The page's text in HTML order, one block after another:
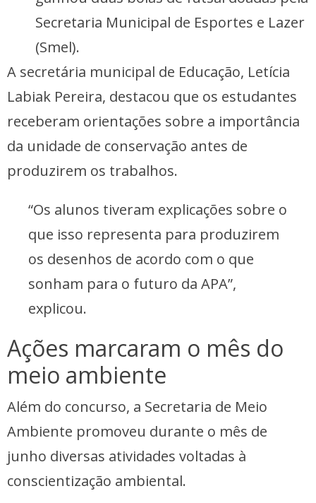
Secretaria Municipal de Esportes e Lazer
(Smel).
A secretária municipal de Educação, Letícia
Labiak Pereira, destacou que os estudantes
receberam orientações sobre a importância
da unidade de conservação antes de
produzirem os trabalhos.
“Os alunos tiveram explicações sobre o
que isso representa para produzirem
os desenhos de acordo com o que
sonham para o futuro da APA”,
explicou.
Ações marcaram o mês do
meio ambiente
Além do concurso, a Secretaria de Meio
Ambiente promoveu durante o mês de
junho diversas atividades voltadas à
conscientização ambiental.